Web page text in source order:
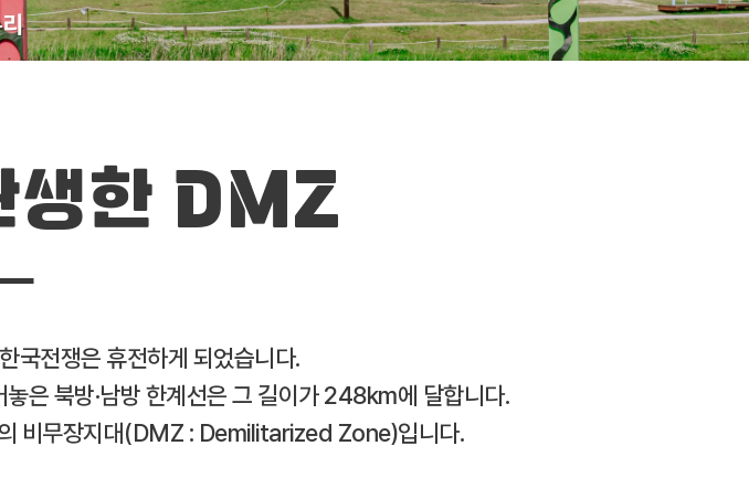
생한 DMZ
국전쟁은 휴전하게 되었습니다.
은 북방·남방 한계선은 그 길이가 248km에 달합니다.
비무장지대(DMZ : Demilitarized Zone)입니다.